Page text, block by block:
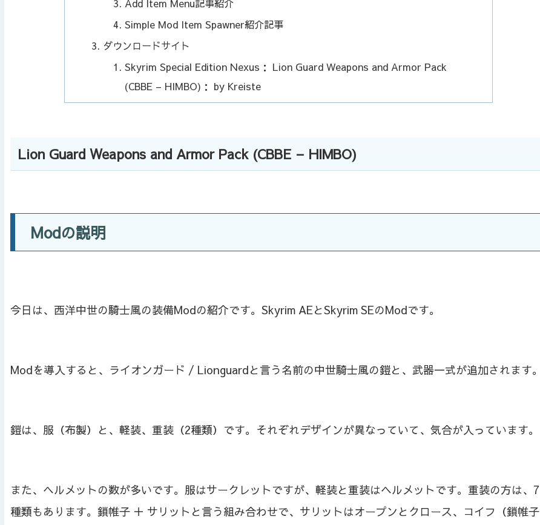
Add Item Menu記事紹介
Simple Mod Item Spawner紹介記事
ダウンロードサイト
Skyrim Special Edition Nexus： Lion Guard Weapons and Armor Pack
(CBBE – HIMBO)： by Kreiste
Lion Guard Weapons and Armor Pack (CBBE – HIMBO)
Modの説明
今日は、西洋中世の騎士風の装備Modの紹介です。Skyrim AEとSkyrim SEのModです。
Modを導入すると、ライオンガード / Lionguardと言う名前の中世騎士風の鎧と、武器一式が追加されます。
鎧は、服（布製）と、軽装、重装（2種類）です。それぞれデザインが異なっていて、気合が入っています。
また、ヘルメットの数が多いです。服はサークレットですが、軽装と重装はヘルメットです。重装の方は、7
種類もあります。鎖帷子 ＋ サリットと言う組み合わせで、サリットはオープンとクロース、コイフ（鎖帷子